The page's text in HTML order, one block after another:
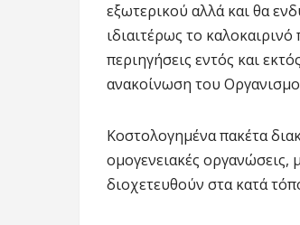
εξωτερικού αλλά και θα
ιδιαιτέρως το
περιηγήσεις εντός και
ανακοίνωση του
Κοστολογημένα πακέτα
ομογενειακές οργανώσεις,
διοχετευθούν στα κατά